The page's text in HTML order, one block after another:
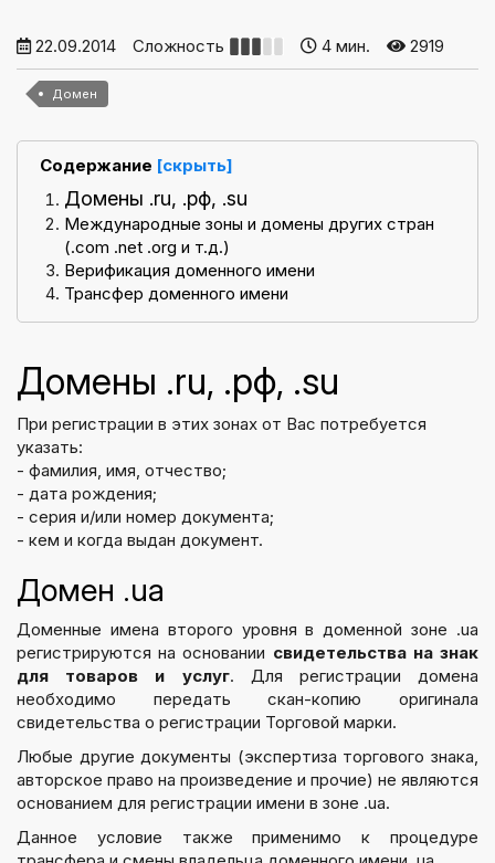
22.09.2014 Сложность 4 мин. 2919
Домен
Содержание [скрыть]
Домены .ru, .рф, .su
Международные зоны и домены других стран
(.com .net .org и т.д.)
Верификация доменного имени
Трансфер доменного имени
Домены .ru, .рф, .su
При регистрации в этих зонах от Вас потребуется
указать:
- фамилия, имя, отчество;
- дата рождения;
- серия и/или номер документа;
- кем и когда выдан документ.
Домен .ua
Доменные имена второго уровня в доменной зоне .ua
регистрируются на основании свидетельства на знак
для товаров и услуг. Для регистрации домена
необходимо передать скан-копию оригинала
свидетельства о регистрации Торговой марки.
Любые другие документы (экспертиза торгового знака,
авторское право на произведение и прочие) не являются
основанием для регистрации имени в зоне .ua.
Данное условие также применимо к процедуре